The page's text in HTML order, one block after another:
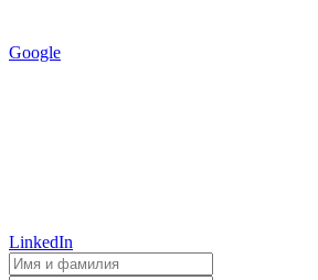
Google
LinkedIn